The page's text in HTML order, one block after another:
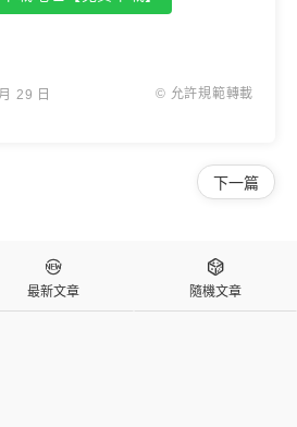
29 日 © 允許規範轉載
下一篇

最新文章

隨機文章